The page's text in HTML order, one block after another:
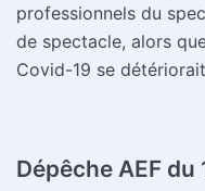
professionnels du
de spectacle, alors
Covid-19 se
Dépêche AEF